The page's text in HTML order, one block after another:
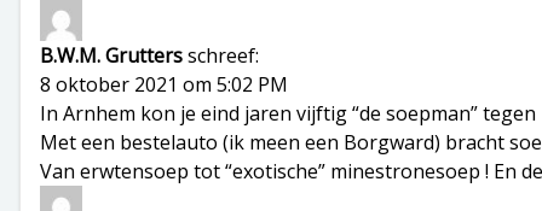
B.W.M. Gruttersschreef:
8 oktober 2021 om 5:02 PM
In Arnhem kon je eind jaren vijftig “de soepman” tegen
Met een bestelauto (ik meen een Borgward) bracht
Van erwtensoep tot “exotische” minestronesoep ! En